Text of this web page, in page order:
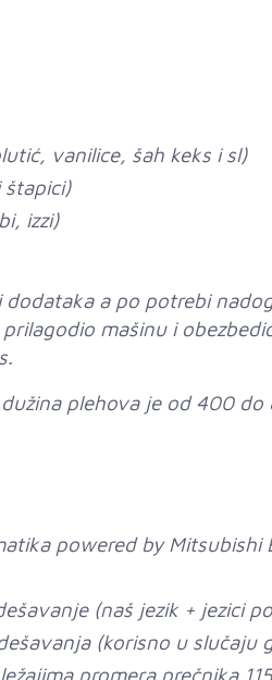
vanilice, šah keks i sl)
izzi)
a po potrebi
mašinu i
plehova je od 400
powered by Mitsubishi
(naš jezik + jezici
(korisno u slučaju
promera prečnika